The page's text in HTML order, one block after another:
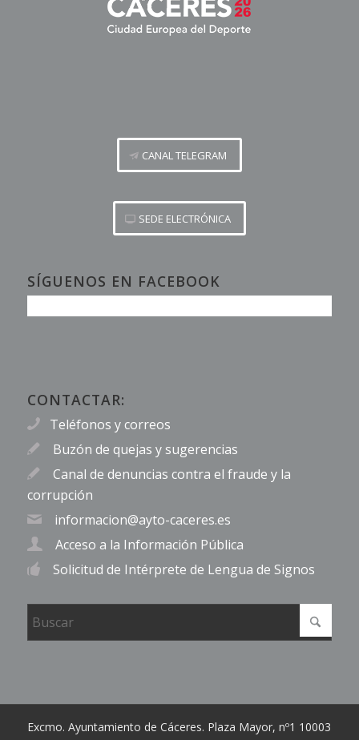
CANAL TELEGRAM
SEDE ELECTRÓNICA
SÍGUENOS EN FACEBOOK
CONTACTAR:
Teléfonos y correos
Buzón de quejas y sugerencias
Canal de denuncias contra el fraude y la
corrupción
informacion@ayto-caceres.es
Acceso a la Información Pública
Solicitud de Intérprete de Lengua de Signos
Excmo. Ayuntamiento de Cáceres. Plaza Mayor, nº1 10003